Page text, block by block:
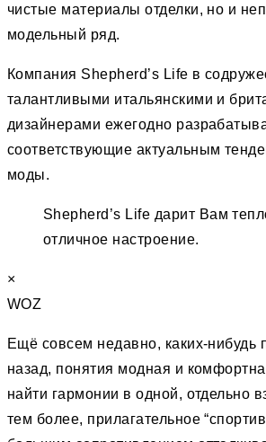
чистые материалы отделки, но и
модельный ряд.
Компания Shepherd’s Life в
талантливыми итальянскими и
дизайнерами ежегодно
соответствующие актуальным
моды.
Shepherd’s Life дарит Вам
отличное настроение.
×
WOZ
Ещё совсем недавно, каких-нибудь
назад, понятия модная и
найти гармонии в одной, отдельно
тем более, прилагательное